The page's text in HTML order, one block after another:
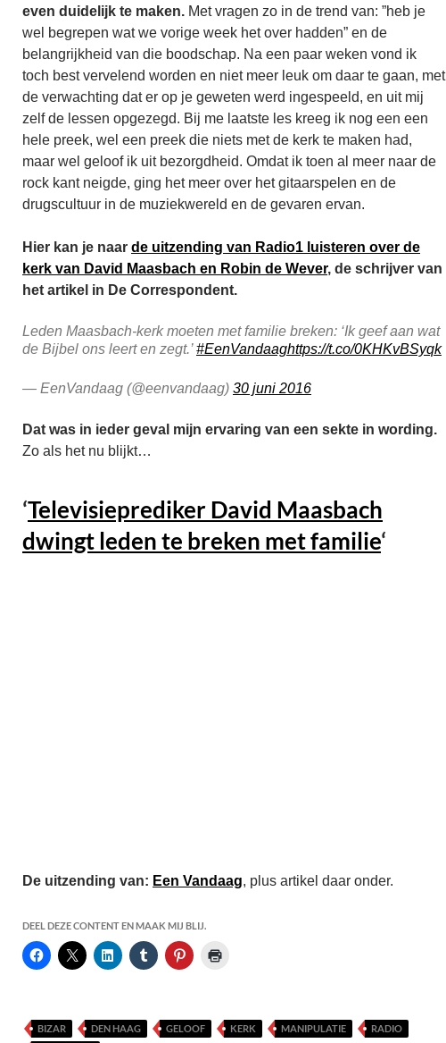
even duidelijk te maken. Met vragen zo in de trend van: ”heb je
wel begrepen wat we vorige week het over hadden” en de
belangrijkheid van die boodschap. Na een paar weken vond ik
toch best vervelend worden en niet meer leuk om daar te gaan, met
de verwachting dat er op je geweten werd ingespeeld, en uit mij
zelf de lessen opgezegd. Bij me laatste les kreeg ik nog een een
hele preek, wel een preek die niets met de kerk te maken had,
maar wel geloof ik uit bezorgdheid. Omdat ik toen al meer naar de
rock kant neigde, ging het meer over het gitaarspelen en de
drugscultuur in de muziekwereld en de gevaren ervan.
Hier kan je naar de uitzending van Radio1 luisteren over de
kerk van David Maasbach en Robin de Wever, de schrijver van
het artikel in De Correspondent.
Leden Maasbach-kerk moeten met familie breken: ‘Ik geef aan wat
de Bijbel ons leert en zegt.’#EenVandaaghttps://t.co/0KHKvBSyqk
— EenVandaag (@eenvandaag) 30 juni 2016
Dat was in ieder geval mijn ervaring van een sekte in wording.
Zo als het nu blijkt…
‘Televisieprediker David Maasbach
dwingt leden te breken met familie‘
De uitzending van: Een Vandaag, plus artikel daar onder.
DEEL DEZE CONTENT EN MAAK MIJ BLIJ.
BIZAR DEN HAAG GELOOF KERK MANIPULATIE
RADIO